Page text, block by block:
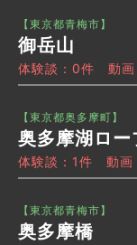
【東京都青梅市】
御岳山
体験談：0件 動画
【東京都奥多摩町】
奥多摩湖ロー
体験談：1件 動画
【東京都青梅市】
奥多摩橋